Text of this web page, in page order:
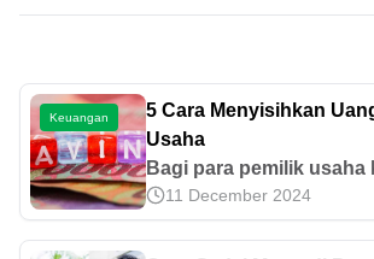
Keuangan
5 Cara Menyisihkan
Usaha
Bagi para pemilik usaha
menengah, alokasi dana
kebutuhan serta
keuangan yang tepat
11 December 2024